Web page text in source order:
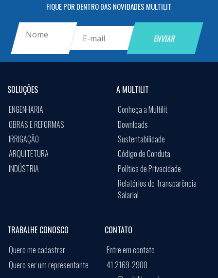
FIQUE POR DENTRO DAS NOVIDADES MULTILIT
SOLUÇÕES
ENGENHARIA
OBRAS E REFORMAS
IRRIGAÇÃO
ARQUITETURA
INDÚSTRIA
A MULTILIT
Conheça a Multilit
Downloads
Sustentabilidade
Código de Conduta
Política de Privacidade
Relatórios de Transparência
Salarial
TRABALHE CONOSCO
Quero me cadastrar
Quero ser um representante
CONTATO
Entre em contato
41 2169-2900